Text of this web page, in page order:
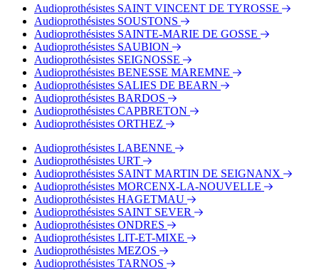
Audioprothésistes SAINT VINCENT DE TYROSSE
Audioprothésistes SOUSTONS
Audioprothésistes SAINTE-MARIE DE GOSSE
Audioprothésistes SAUBION
Audioprothésistes SEIGNOSSE
Audioprothésistes BENESSE MAREMNE
Audioprothésistes SALIES DE BEARN
Audioprothésistes BARDOS
Audioprothésistes CAPBRETON
Audioprothésistes ORTHEZ
Audioprothésistes LABENNE
Audioprothésistes URT
Audioprothésistes SAINT MARTIN DE SEIGNANX
Audioprothésistes MORCENX-LA-NOUVELLE
Audioprothésistes HAGETMAU
Audioprothésistes SAINT SEVER
Audioprothésistes ONDRES
Audioprothésistes LIT-ET-MIXE
Audioprothésistes MEZOS
Audioprothésistes TARNOS